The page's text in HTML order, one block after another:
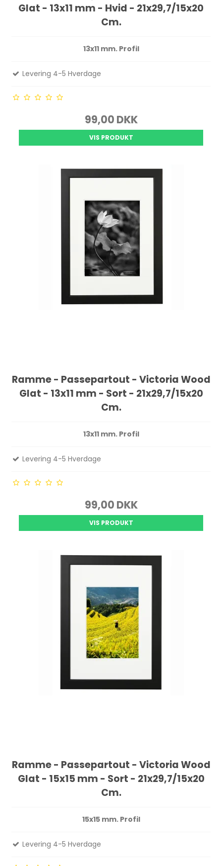
Glat - 13x11 mm - Hvid - 21x29,7/15x20
Cm.
13x11 mm. Profil
Levering 4-5 Hverdage
99,00 DKK
VIS PRODUKT
Ramme - Passepartout - Victoria Wood
Glat - 13x11 mm - Sort - 21x29,7/15x20
Cm.
13x11 mm. Profil
Levering 4-5 Hverdage
99,00 DKK
VIS PRODUKT
Ramme - Passepartout - Victoria Wood
Glat - 15x15 mm - Sort - 21x29,7/15x20
Cm.
15x15 mm. Profil
Levering 4-5 Hverdage